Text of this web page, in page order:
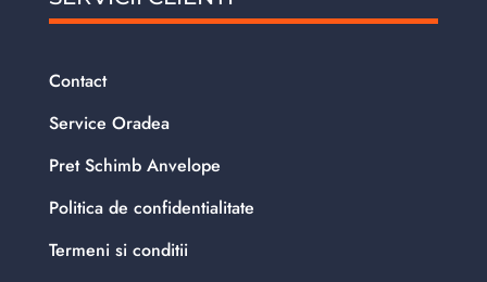
Contact
Service Oradea
Pret Schimb Anvelope
Politica de confidentialitate
Termeni si conditii